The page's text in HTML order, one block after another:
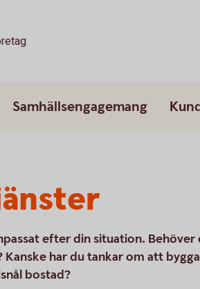
Samhällsengagemang
efter din situation. Behöver
har du tankar om att
bostad?